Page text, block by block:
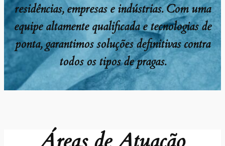
residências, empresas e indústrias. Com uma
equipe altamente qualificada e tecnologias de
ponta, garantimos soluções definitivas contra
todos os tipos de pragas.